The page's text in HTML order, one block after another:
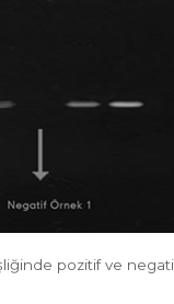
pozitif ve